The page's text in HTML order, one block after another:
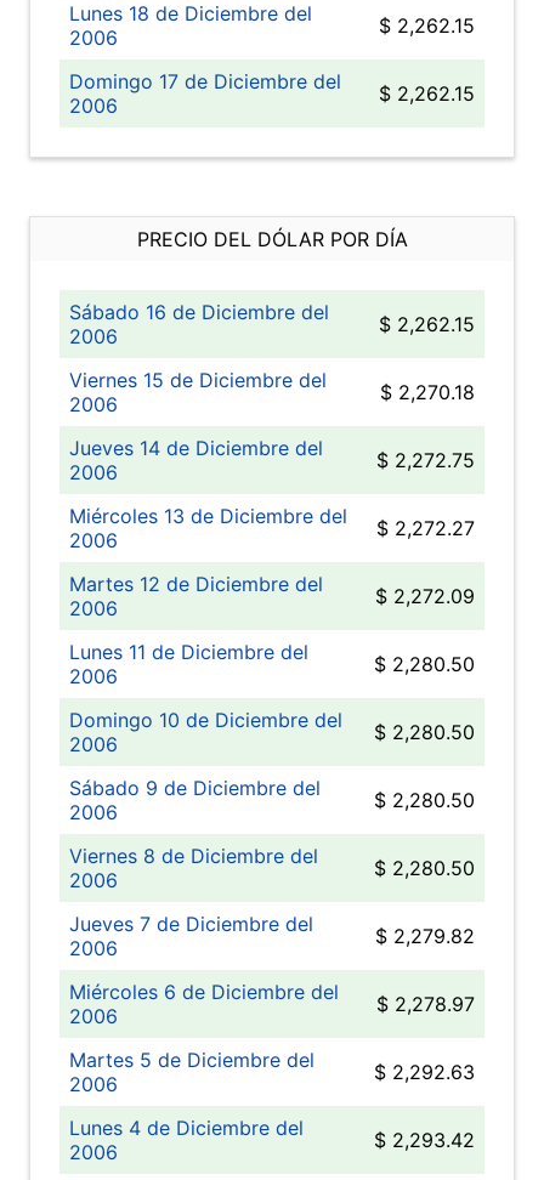
Lunes 18 de Diciembre del
2006
$ 2,262.15
Domingo 17 de Diciembre del
2006
$ 2,262.15
PRECIO DEL DÓLAR POR DÍA
Sábado 16 de Diciembre del
2006
$ 2,262.15
Viernes 15 de Diciembre del
2006
$ 2,270.18
Jueves 14 de Diciembre del
2006
$ 2,272.75
Miércoles 13 de Diciembre del
2006
$ 2,272.27
Martes 12 de Diciembre del
2006
$ 2,272.09
Lunes 11 de Diciembre del
2006
$ 2,280.50
Domingo 10 de Diciembre del
2006
$ 2,280.50
Sábado 9 de Diciembre del
2006
$ 2,280.50
Viernes 8 de Diciembre del
2006
$ 2,280.50
Jueves 7 de Diciembre del
2006
$ 2,279.82
Miércoles 6 de Diciembre del
2006
$ 2,278.97
Martes 5 de Diciembre del
2006
$ 2,292.63
Lunes 4 de Diciembre del
2006
$ 2,293.42